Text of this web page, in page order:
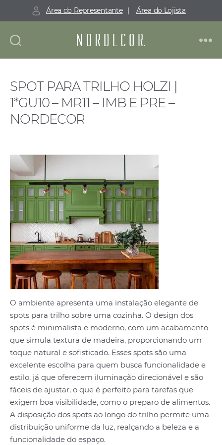
Área do Representante | Área do Lojista
Nordecor
SPOT PARA TRILHO HOLZI |
1*GU10 – MR11 – IMB E PRE –
NORDECOR
O ambiente apresenta uma instalação elegante de
spots para trilho sobre uma cozinha. O design dos
spots é minimalista e moderno, com um acabamento
que simula textura de madeira, proporcionando um
toque natural e sofisticado. Esses spots são uma
excelente escolha para quem busca funcionalidade e
estilo, já que oferecem iluminação direcionável e são
fáceis de ajustar, o que é perfeito para tarefas que
exigem boa visibilidade, como o preparo de alimentos.
A disposição dos spots ao longo do trilho permite uma
distribuição uniforme da luz, realçando a beleza e a
funcionalidade do espaço.